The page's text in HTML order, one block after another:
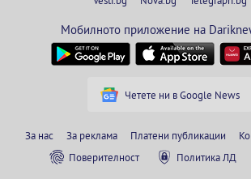
Мобилното приложение на
Четете ни в Google News
За нас За реклама Платени публикации
Поверителност
Политика ЛД